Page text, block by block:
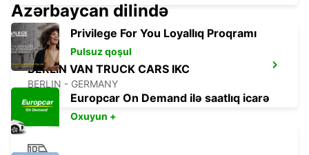
BERLIN VAN TRUCK CARS IKC
BERLIN - GERMANY
Azərbaycan dilində
Privilege For You Loyallıq Proqramı
Pulsuz qoşul
Europcar On Demand ilə saatlıq icarə
Oxuyun +